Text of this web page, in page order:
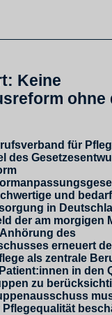
Keine
ohne
für
des
und
in
der am morgigen
des
erneuert
als zentrale
in den
zu